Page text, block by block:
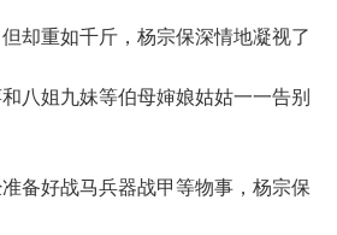
重如千斤，杨宗保深情地凝视了
八姐九妹等伯母婶娘姑姑一一告别
好战马兵器战甲等物事，杨宗保